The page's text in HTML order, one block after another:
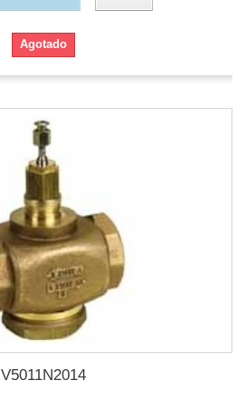
Agotado
V5011N2014